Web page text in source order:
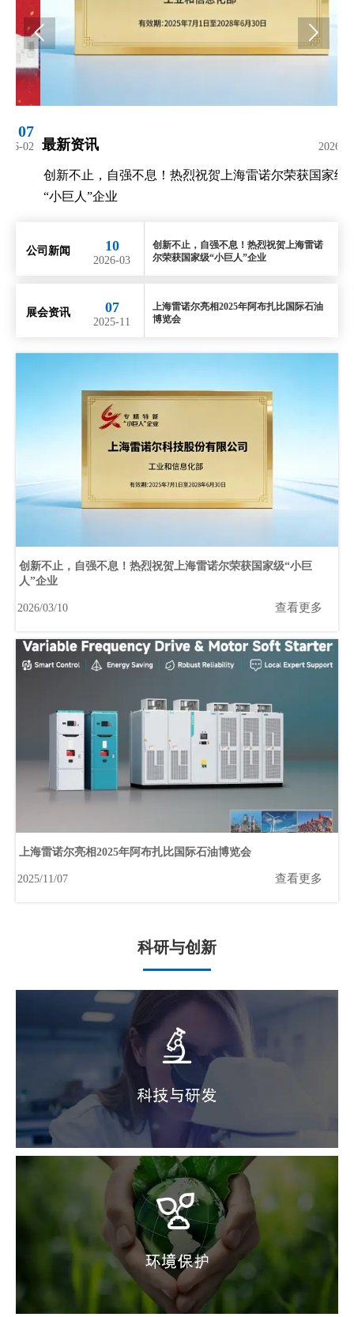
资讯
不止，自强不息！热烈祝贺上海雷诺尔荣获国家级
人”企业
最新资
上海雷诺
 
公司新闻 10
2026-03
创新不止，自强不息！热烈祝贺上海雷诺
尔荣获国家级“小巨人”企业
展会资讯 07
2025-11
上海雷诺尔亮相2025年阿布扎比国际石油
博览会
创新不止，自强不息！热烈祝贺上海雷诺尔荣获国家级“小巨
人”企业
2026/03/10 查看更多
上海雷诺尔亮相2025年阿布扎比国际石油博览会
2025/11/07 查看更多
科研与创新